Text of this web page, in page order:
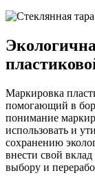
Маркировка
помогающий в
понимание
использовать и
сохранению
внести свой
выбору и